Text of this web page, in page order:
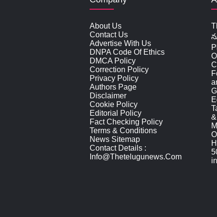
About Us
Contact Us
Advertise With Us
DNPA Code Of Ethics
DMCA Policy
Correction Policy
Privacy Policy
Authors Page
Disclaimer
Cookie Policy
Editorial Policy
Fact Checking Policy
Terms & Conditions
News Sitemap
Contact Details :
Info@thetelugunews.com